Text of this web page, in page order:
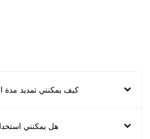
كيف يمكنني تمديد مدة
هل يمكنني